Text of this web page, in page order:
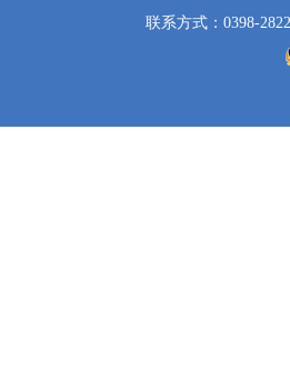
联系方式：0398-